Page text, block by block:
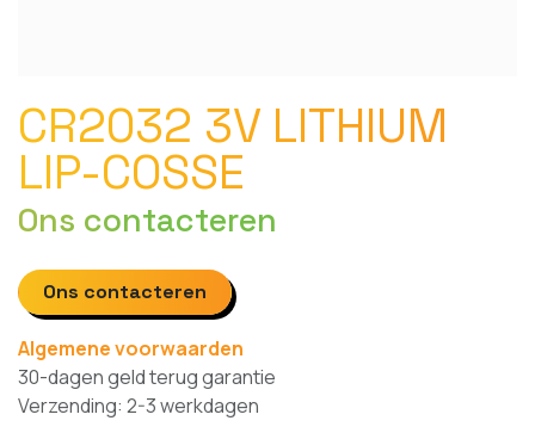
CR2032 3V LITHIUM
LIP-COSSE
Ons contacteren
Ons contacteren
Algemene voorwaarden
30-dagen geld terug garantie
Verzending: 2-3 werkdagen